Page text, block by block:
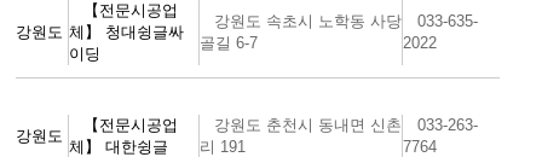
강원도
【전문시공업
체】 청대슁글싸
이딩
강원도 속초시 노학동 사당
골길 6-7
033-635-
2022
강원도
【전문시공업
체】 대한슁글
강원도 춘천시 동내면 신촌
리 191
033-263-
7764